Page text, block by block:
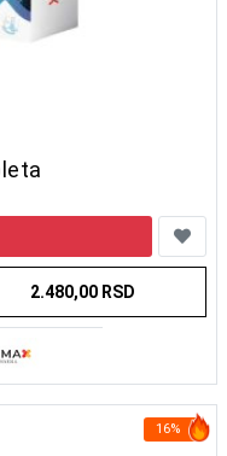
2.480,00 RSD
16%